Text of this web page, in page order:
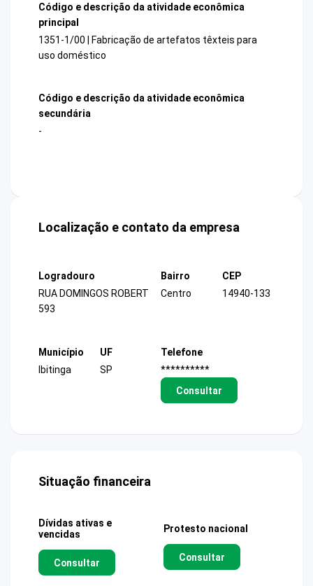
Código e descrição da atividade econômica
principal
1351-1/00 | Fabricação de artefatos têxteis para
uso doméstico
Código e descrição da atividade econômica
secundária
-
Localização e contato da empresa
Logradouro
RUA DOMINGOS ROBERT
593
Bairro
Centro
CEP
14940-133
Município
Ibitinga
UF
SP
Telefone
**********
Consultar
Situação financeira
Dívidas ativas e
vencidas
Consultar
Protesto nacional
Consultar